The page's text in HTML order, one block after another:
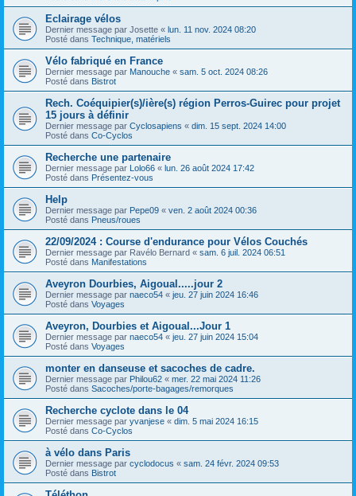
Eclairage vélos
Dernier message par Josette « lun. 11 nov. 2024 08:20
Posté dans Technique, matériels
Vélo fabriqué en France
Dernier message par Manouche « sam. 5 oct. 2024 08:26
Posté dans Bistrot
Rech. Coéquipier(s)/ière(s) région Perros-Guirec pour projet
15 jours à définir
Dernier message par Cyclosapiens « dim. 15 sept. 2024 14:00
Posté dans Co-Cyclos
Recherche une partenaire
Dernier message par Lolo66 « lun. 26 août 2024 17:42
Posté dans Présentez-vous
Help
Dernier message par Pepe09 « ven. 2 août 2024 00:36
Posté dans Pneus/roues
22/09/2024 : Course d'endurance pour Vélos Couchés
Dernier message par Ravélo Bernard « sam. 6 juil. 2024 06:51
Posté dans Manifestations
Aveyron Dourbies, Aigoual.....jour 2
Dernier message par naeco54 « jeu. 27 juin 2024 16:46
Posté dans Voyages
Aveyron, Dourbies et Aigoual...Jour 1
Dernier message par naeco54 « jeu. 27 juin 2024 15:04
Posté dans Voyages
monter en danseuse et sacoches de cadre.
Dernier message par Philou62 « mer. 22 mai 2024 11:26
Posté dans Sacoches/porte-bagages/remorques
Recherche cyclote dans le 04
Dernier message par yvanjese « dim. 5 mai 2024 16:15
Posté dans Co-Cyclos
à vélo dans Paris
Dernier message par cyclodocus « sam. 24 févr. 2024 09:53
Posté dans Bistrot